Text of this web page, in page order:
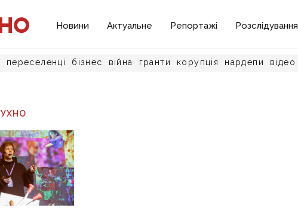
Новини Актуальне Репортажі Розслідування
переселенці бізнес війна гранти корупція нардепи відео